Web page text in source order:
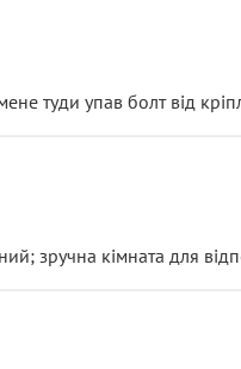
туди упав болт від
зручна кімната для